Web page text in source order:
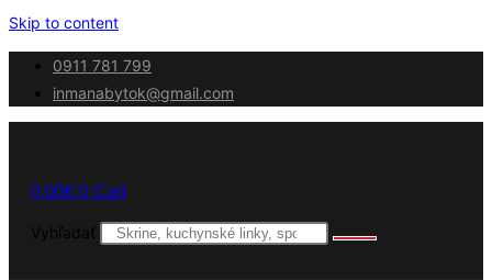
Skip to content
0911 781 799
inmanabytok@gmail.com
0,00€ 0 Cart
Vyhľadať